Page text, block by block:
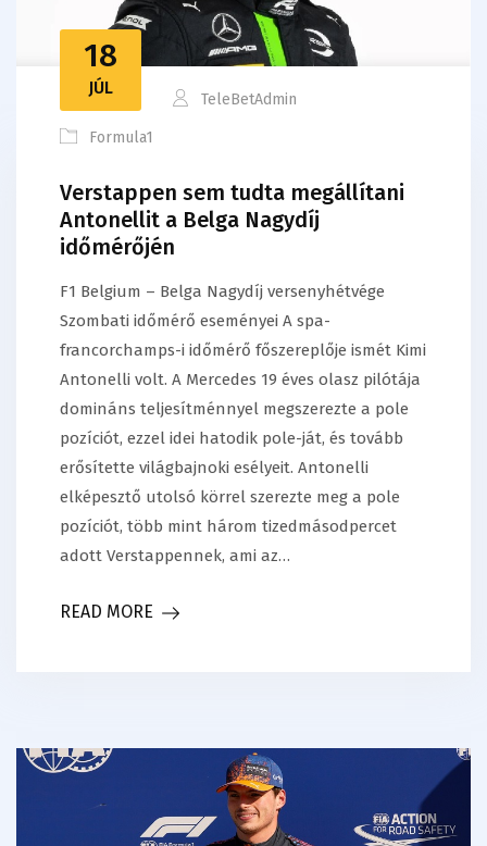
18
JÚL
TeleBetAdmin
Formula1
Verstappen sem tudta megállítani
Antonellit a Belga Nagydíj
időmérőjén
F1 Belgium – Belga Nagydíj versenyhétvége
Szombati időmérő eseményei A spa-
francorchamps-i időmérő főszereplője ismét Kimi
Antonelli volt. A Mercedes 19 éves olasz pilótája
domináns teljesítménnyel megszerezte a pole
pozíciót, ezzel idei hatodik pole-ját, és tovább
erősítette világbajnoki esélyeit. Antonelli
elképesztő utolsó körrel szerezte meg a pole
pozíciót, több mint három tizedmásodpercet
adott Verstappennek, ami az…
READ MORE